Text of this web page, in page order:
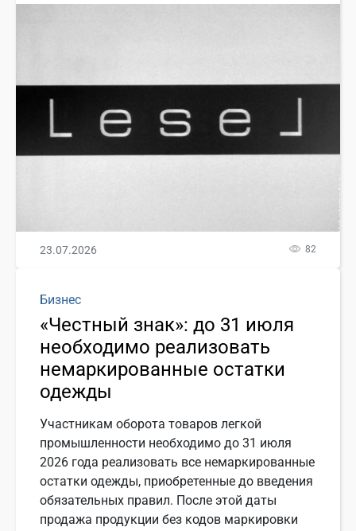
23.07.2026 82
Бизнес
«Честный знак»: до 31 июля
необходимо реализовать
немаркированные остатки
одежды
Участникам оборота товаров легкой
промышленности необходимо до 31 июля
2026 года реализовать все немаркированные
остатки одежды, приобретенные до введения
обязательных правил. После этой даты
продажа продукции без кодов маркировки